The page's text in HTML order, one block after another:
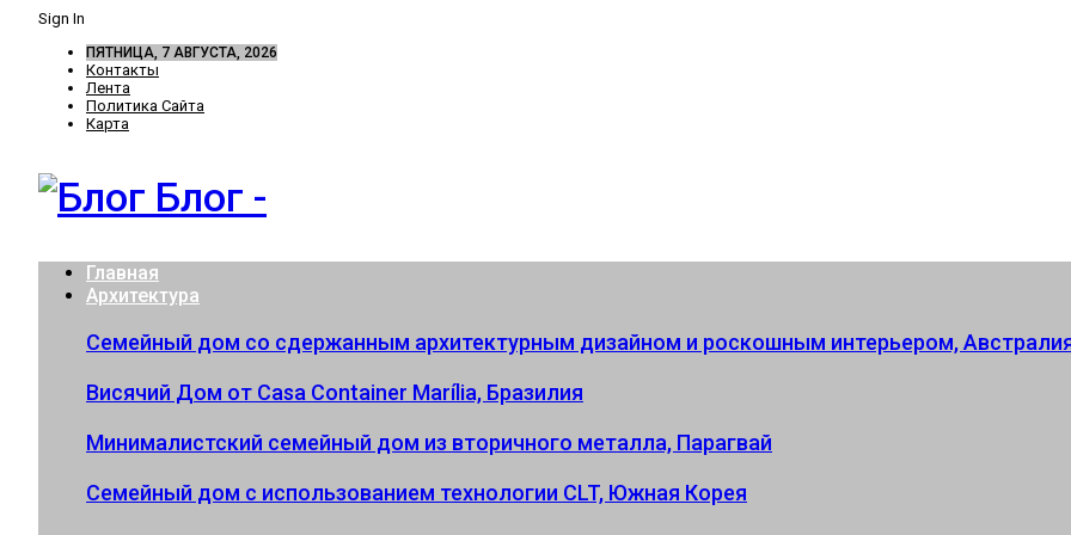
Sign In
ПЯТНИЦА, 7 АВГУСТА, 2026
Контакты
Лента
Политика Сайта
Карта
Блог -
Главная
Архитектура
Семейный дом со сдержанным архитектурным дизайном и роскошным интерьером,
Висячий Дом от Casa Container Marília, Бразилия
Минималистский семейный дом из вторичного металла, Парагвай
Семейный дом с использованием технологии CLT, Южная Корея